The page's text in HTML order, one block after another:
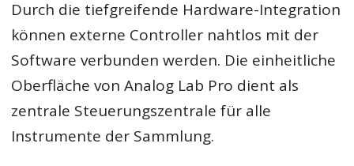
Durch die tiefgreifende Hardware-Integration
können externe Controller nahtlos mit der
Software verbunden werden. Die einheitliche
Oberfläche von Analog Lab Pro dient als
zentrale Steuerungszentrale für alle
Instrumente der Sammlung.